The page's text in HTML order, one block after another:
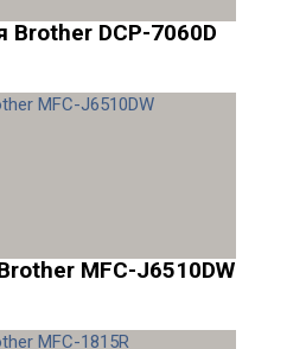
Brother DCP-7060D
MFC-J6510DW